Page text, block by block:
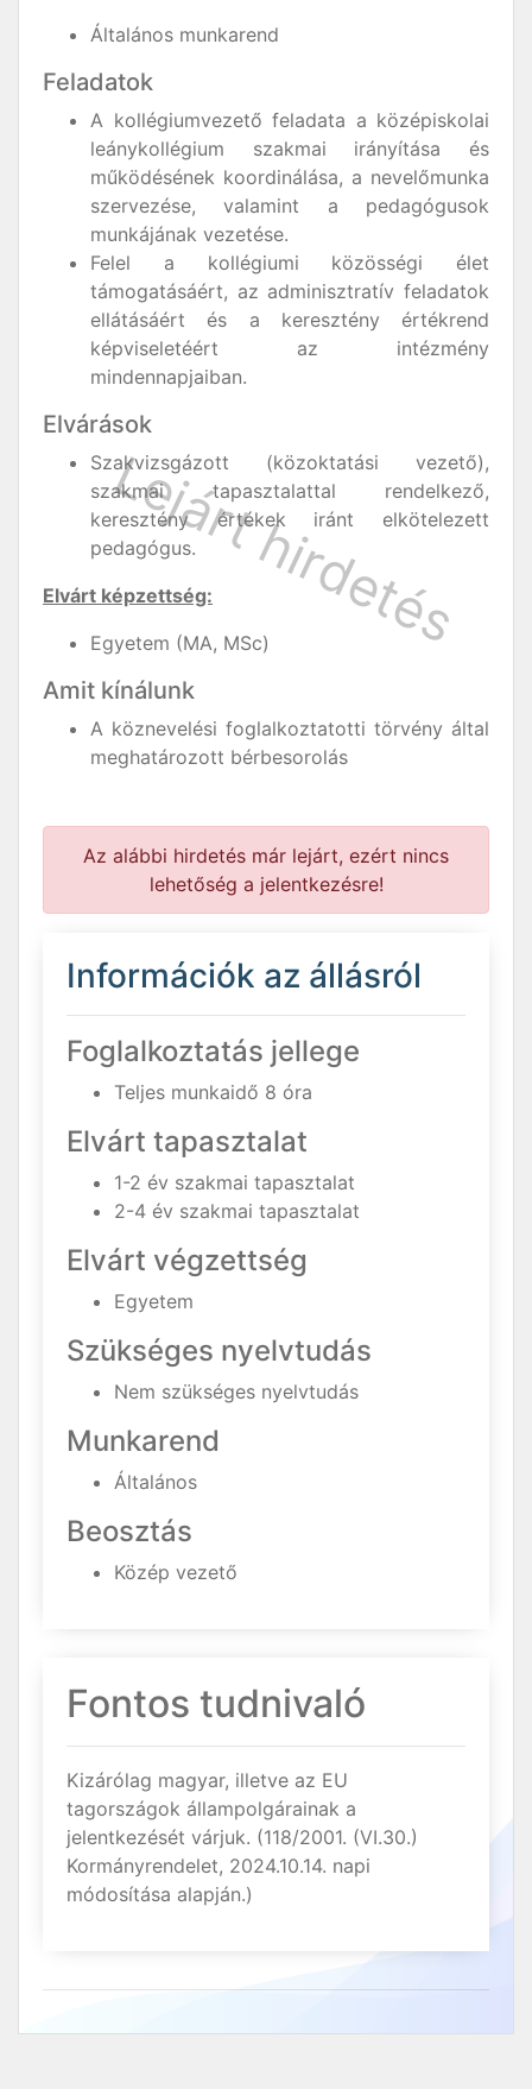
Általános munkarend
Feladatok
A kollégiumvezető feladata a középiskolai
leánykollégium szakmai irányítása és
működésének koordinálása, a nevelőmunka
szervezése, valamint a pedagógusok
munkájának vezetése.
Felel a kollégiumi közösségi élet
támogatásáért, az adminisztratív feladatok
ellátásáért és a keresztény értékrend
képviseletéért az intézmény
mindennapjaiban.
Elvárások
Szakvizsgázott (közoktatási vezető),
szakmai tapasztalattal rendelkező,
keresztény értékek iránt elkötelezett
pedagógus.
Elvárt képzettség:
Egyetem (MA, MSc)
Amit kínálunk
A köznevelési foglalkoztatotti törvény által
meghatározott bérbesorolás
Az alábbi hirdetés már lejárt, ezért nincs
lehetőség a jelentkezésre!
Információk az állásról
Foglalkoztatás jellege
Teljes munkaidő 8 óra
Elvárt tapasztalat
1-2 év szakmai tapasztalat
2-4 év szakmai tapasztalat
Elvárt végzettség
Egyetem
Szükséges nyelvtudás
Nem szükséges nyelvtudás
Munkarend
Általános
Beosztás
Közép vezető
Fontos tudnivaló
Kizárólag magyar, illetve az EU
tagországok állampolgárainak a
jelentkezését várjuk. (118/2001. (VI.30.)
Kormányrendelet, 2024.10.14. napi
módosítása alapján.)